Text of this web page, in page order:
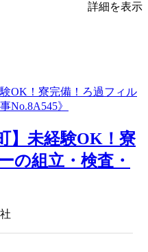
詳細を表示
】未経験OK！寮
の組立・検査・